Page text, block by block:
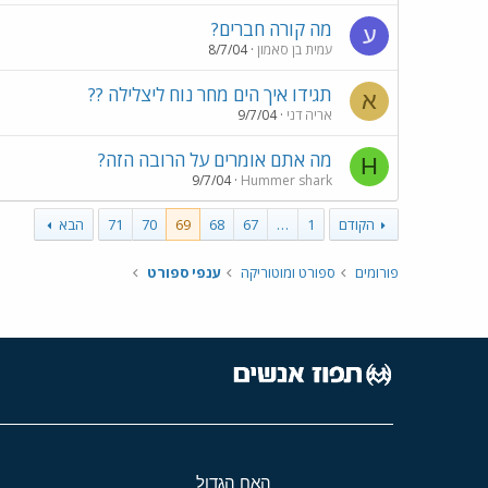
ע מה קורה חברים?
עמית בן סאמון 8/7/04
א תגידו איך הים מחר נוח ליצלילה ??
אריה דני 9/7/04
H מה אתם אומרים על הרובה הזה?
Hummer shark
9/7/04
הקודם 1
…
67
68
69
70
71 הבא
פורומים ספורט ומוטוריקה ענפי ספורט
האח הגדול